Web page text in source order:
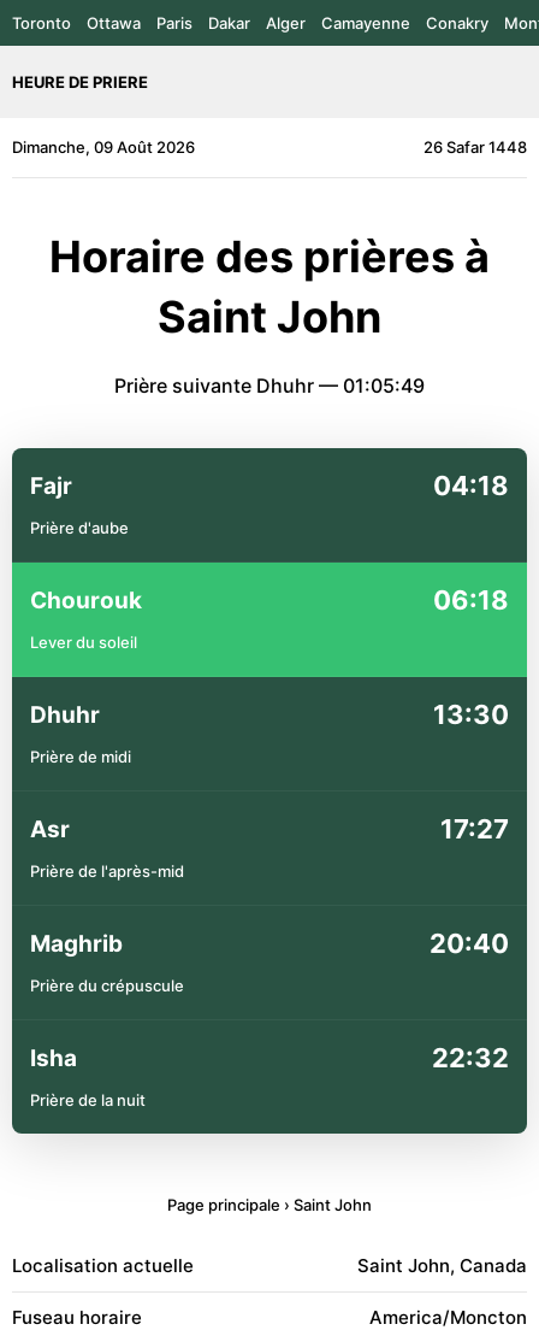
Toronto Ottawa Paris Dakar Alger Camayenne Conakry
HEURE DE PRIERE
Dimanche, 09 Août 2026 26 Safar 1448
Horaire des prières à
Saint John
Prière suivante Dhuhr — 01:05:49
Fajr 04:18
Prière d'aube
Chourouk 06:18
Lever du soleil
Dhuhr 13:30
Prière de midi
Asr 17:27
Prière de l'après-mid
Maghrib 20:40
Prière du crépuscule
Isha 22:32
Prière de la nuit
Page principale › Saint John
Localisation actuelle Saint John, Canada
Fuseau horaire America/Moncton